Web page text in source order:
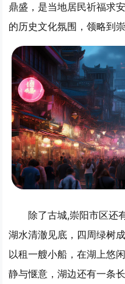
鼎盛，是当地居民祈福求
的历史文化氛围，领略到
除了古城,崇阳市区还
湖水清澈见底，四周绿树
以租一艘小船，在湖上悠
静与惬意，湖边还有一条